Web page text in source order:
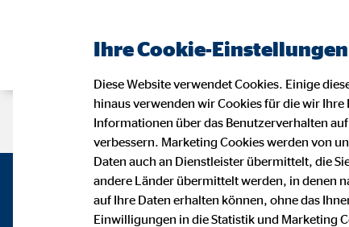
Beraterseite Karriere bei OVB
Ihre Cookie-Einstellungen
Diese Website verwendet Cookies. Einige
hinaus verwenden wir Cookies für die wir
Informationen über das Benutzerverhalten
verbessern. Marketing Cookies werden von
Daten auch an Dienstleister übermittelt, die
andere Länder übermittelt werden, in denen
auf Ihre Daten erhalten können, ohne das
Einwilligungen in die Statistik und Marketing